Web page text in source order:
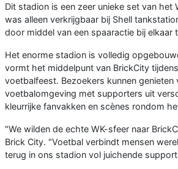
Dit stadion is een zeer unieke set van het
was alleen verkrijgbaar bij Shell
door middel van een spaaractie bij elkaar
Het enorme stadion is volledig
vormt het middelpunt van BrickCity
voetbalfeest. Bezoekers kunnen genieten
voetbalomgeving met supporters uit
kleurrijke fanvakken en scènes rondom
"We wilden de echte WK-sfeer naar
Brick City. "Voetbal verbindt mensen
terug in ons stadion vol juichende